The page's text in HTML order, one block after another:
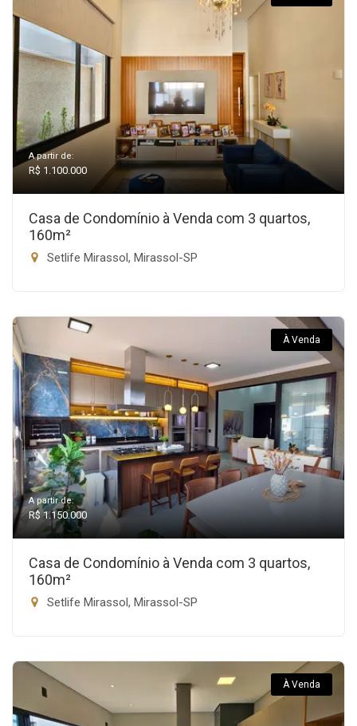
A partir de:
R$ 1.100.000
Casa de Condomínio à Venda com 3 quartos,
160m²
Setlife Mirassol, Mirassol-SP
À Venda
A partir de:
R$ 1.150.000
Casa de Condomínio à Venda com 3 quartos,
160m²
Setlife Mirassol, Mirassol-SP
À Venda